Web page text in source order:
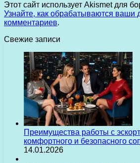
Этот сайт использует Akismet для
Узнайте, как обрабатываются ваши
комментариев.
Свежие записи
Преимущества работы с
комфортного и безопасного
14.01.2026